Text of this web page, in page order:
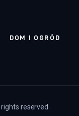
DOM I OGRÓD
reserved.